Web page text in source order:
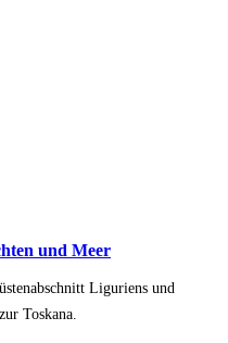
und Meer
Liguriens und
Toskana.